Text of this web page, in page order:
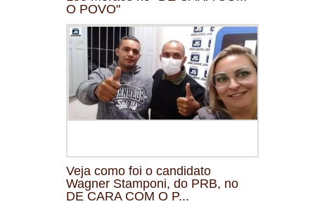
O POVO"
Veja como foi o candidato
Wagner Stamponi, do PRB, no
DE CARA COM O P...